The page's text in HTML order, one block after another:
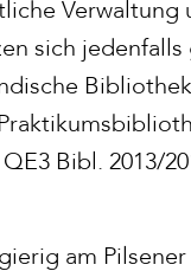
Verwaltung
sich
Bibl. 2013/
am